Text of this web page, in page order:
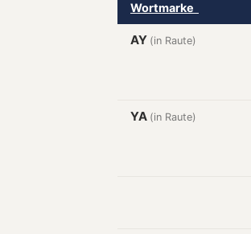
Wortmarke
AY (in Raute)
YA (in Raute)